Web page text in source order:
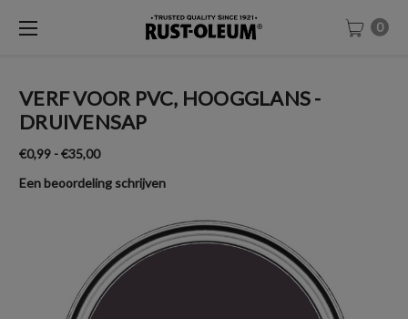
0
VERF VOOR PVC, HOOGGLANS -
DRUIVENSAP
€0,99 - €35,00
Een beoordeling schrijven